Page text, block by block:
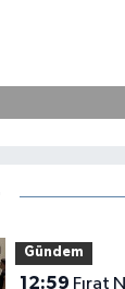
Gündem
12:59